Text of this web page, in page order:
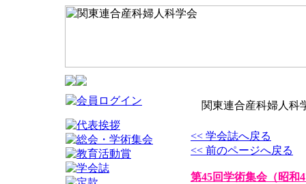
関東連合産科婦人科
<< 学会誌へ戻る
<< 前のページへ戻る
第45回学術集会（昭和